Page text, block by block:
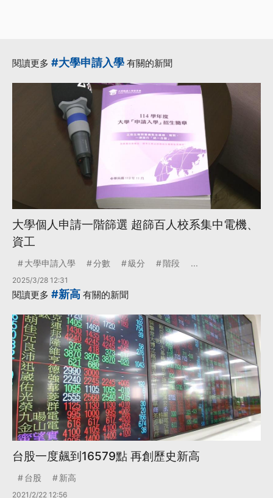
閱讀更多 #大學申請入學 有關的新聞
大學個人申請一階篩選 超篩百人校系集中電機、
資工
大學申請入學 分數 級分 階段 ...
2025/3/28 12:31
閱讀更多 #新高 有關的新聞
台股一度飆到16579點 再創歷史新高
台股 新高
2021/2/22 12:56